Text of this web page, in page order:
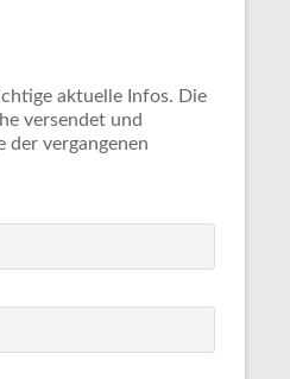
aktuelle Infos. Die
versendet und
der vergangenen